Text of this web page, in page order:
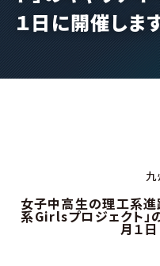
１日に開催しま
女子中高生の理工系進
系Girlsプロジェクト」
月１